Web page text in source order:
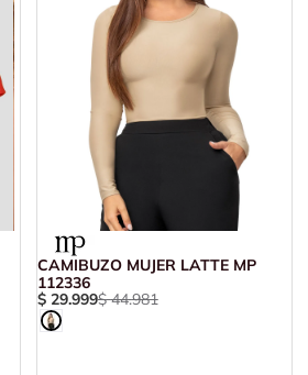
CAMIBUZO MUJER LATTE MP
112336
$ 29.999$ 44.981